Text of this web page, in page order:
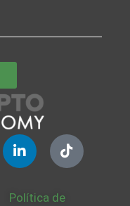
Política de